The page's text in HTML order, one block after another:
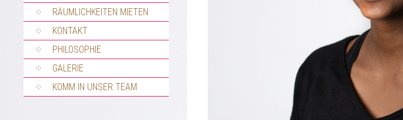
RÄUMLICHKEITEN MIETEN
KONTAKT
PHILOSOPHIE
GALERIE
KOMM IN UNSER TEAM